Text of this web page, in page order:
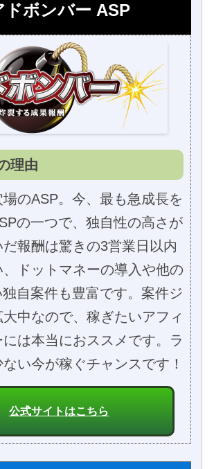
ドボンバー ASP
理由
のASP。今、最も急成長を
の一つで、独自性の高さが
報酬は驚きの3営業日以内
ドットマネーの導入や他の
自案件も豊富です。案件ジ
大中なので、稼ぎたいアフィ
には本当におススメです。ラ
い今が稼ぐチャンスです！
公式サイトはこちら